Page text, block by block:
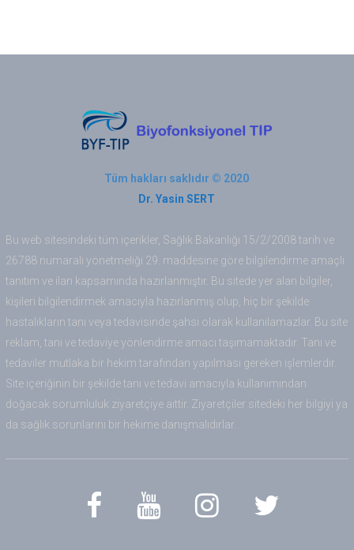
Tüm hakları saklıdır © 2020
Dr. Yasin SERT
Bu web sitesindeki tüm içerikler, Sağlık Bakanlığı 15/2/2008 tarih ve
26788 numaralı yönetmeliği 29. maddesine göre bilgilendirme amaçlı
tanıtım ve ilan kapsamında hazırlanmıştır. Bu sitede yer alan bilgiler,
kişileri bilgilendirmek amacıyla hazırlanmış olup, hiç bir şekilde
hastalıkların tanı veya tedavisinde şahsi olarak kullanılamazlar. Bu site
reklam, tanı ve tedaviye yönlendirme amacı taşımamaktadır. Tanı ve
tedaviler mutlaka bir hekim tarafından yapılması gereken işlemlerdir.
Site içeriğinin bir şekilde tanı ve tedavi amacıyla kullanımından
doğacak sorumluluk ziyaretçiye aittir. Ziyaretçiler sitedeki her bilgiyi ya
da sağlık sorunlarını bir hekime danışmalıdırlar.